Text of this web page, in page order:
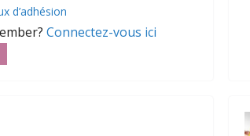
d’adhésion
Connectez-vous ici